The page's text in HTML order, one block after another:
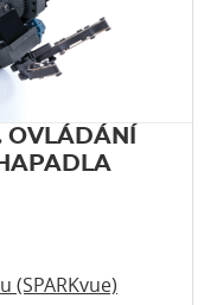
OVLÁDÁNÍ